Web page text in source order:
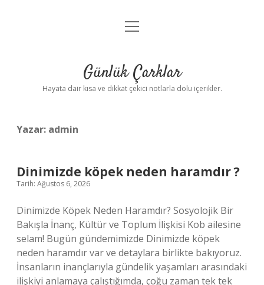
Anasayfa
Yasal Uyarı
menüyü
Günlük Çarklar
Hayata dair kısa ve dikkat çekici notlarla dolu içerikler.
Yazar: admin
Dinimizde köpek neden haramdır ?
Tarih: Ağustos 6, 2026
Dinimizde Köpek Neden Haramdır? Sosyolojik Bir
Bakışla İnanç, Kültür ve Toplum İlişkisi Kob ailesine
selam! Bugün gündemimizde Dinimizde köpek
neden haramdır var ve detaylara birlikte bakıyoruz.
İnsanların inançlarıyla gündelik yaşamları arasındaki
ilişkiyi anlamaya çalıştığımda, çoğu zaman tek tek